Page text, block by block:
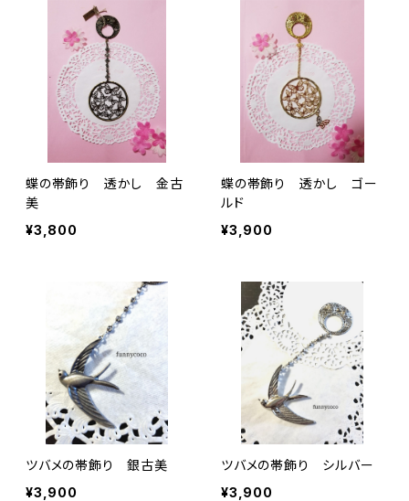
蝶の帯飾り 透かし 金古
美
¥3,800
蝶の帯飾り 透かし ゴー
ルド
¥3,900
ツバメの帯飾り 銀古美
¥3,900
ツバメの帯飾り シルバー
¥3,900